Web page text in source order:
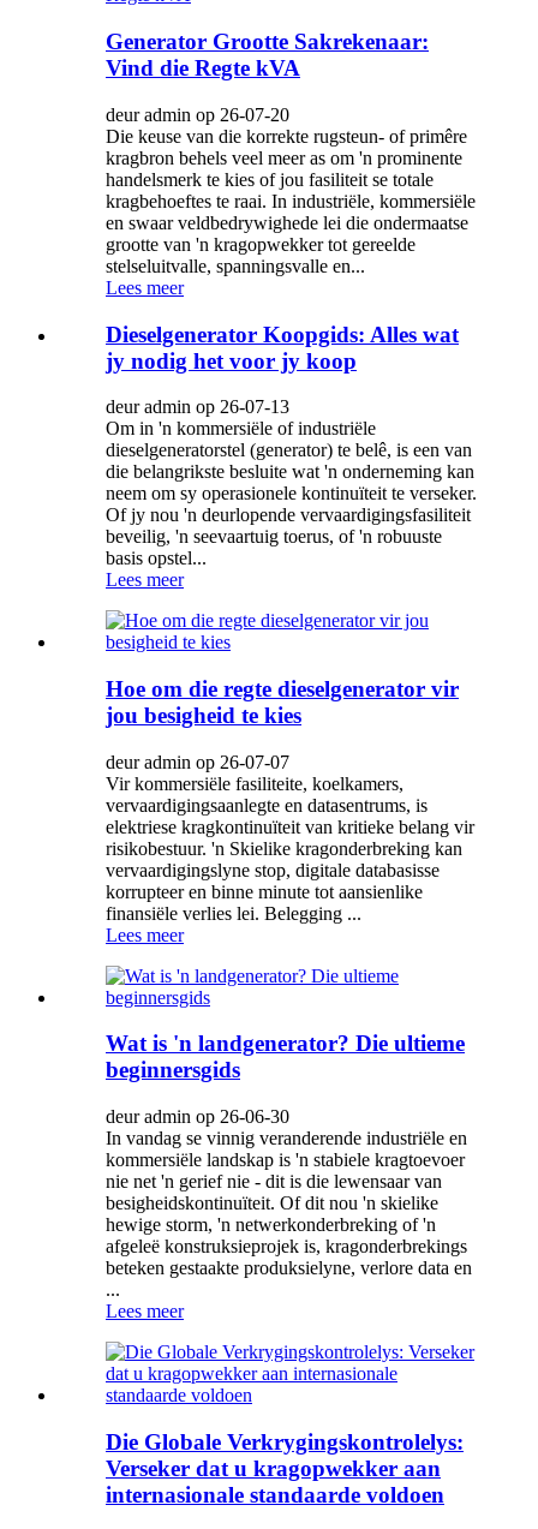
Generator Grootte Sakrekenaar:
Vind die Regte kVA
deur admin op 26-07-20
Die keuse van die korrekte rugsteun- of primêre
kragbron behels veel meer as om 'n prominente
handelsmerk te kies of jou fasiliteit se totale
kragbehoeftes te raai. In industriële, kommersiële
en swaar veldbedrywighede lei die ondermaatse
grootte van 'n kragopwekker tot gereelde
stelseluitvalle, spanningsvalle en...
Lees meer
Dieselgenerator Koopgids: Alles wat
jy nodig het voor jy koop
deur admin op 26-07-13
Om in 'n kommersiële of industriële
dieselgeneratorstel (generator) te belê, is een van
die belangrikste besluite wat 'n onderneming kan
neem om sy operasionele kontinuïteit te verseker.
Of jy nou 'n deurlopende vervaardigingsfasiliteit
beveilig, 'n seevaartuig toerus, of 'n robuuste
basis opstel...
Lees meer
Hoe om die regte dieselgenerator vir
jou besigheid te kies
deur admin op 26-07-07
Vir kommersiële fasiliteite, koelkamers,
vervaardigingsaanlegte en datasentrums, is
elektriese kragkontinuïteit van kritieke belang vir
risikobestuur. 'n Skielike kragonderbreking kan
vervaardigingslyne stop, digitale databasisse
korrupteer en binne minute tot aansienlike
finansiële verlies lei. Belegging ...
Lees meer
Wat is 'n landgenerator? Die ultieme
beginnersgids
deur admin op 26-06-30
In vandag se vinnig veranderende industriële en
kommersiële landskap is 'n stabiele kragtoevoer
nie net 'n gerief nie - dit is die lewensaar van
besigheidskontinuïteit. Of dit nou 'n skielike
hewige storm, 'n netwerkonderbreking of 'n
afgeleë konstruksieprojek is, kragonderbrekings
beteken gestaakte produksielyne, verlore data en
...
Lees meer
Die Globale Verkrygingskontrolelys:
Verseker dat u kragopwekker aan
internasionale standaarde voldoen